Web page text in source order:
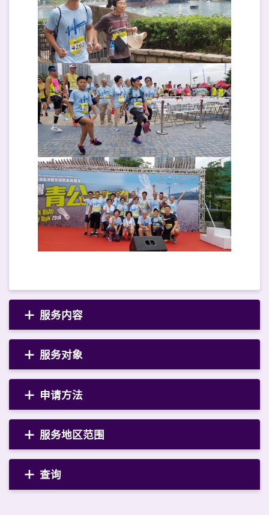
服务内容
服务对象
申请方法
服务地区范围
查询